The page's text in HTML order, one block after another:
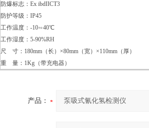
防爆标志：Ex ibdIICT3
防护等级：IP45
工作温度：-10∽40℃
工作湿度：5-90%RH
尺 寸：180mm（长）×80mm（宽）×110mm（厚）
重 量：1Kg（带充电器）
产品：